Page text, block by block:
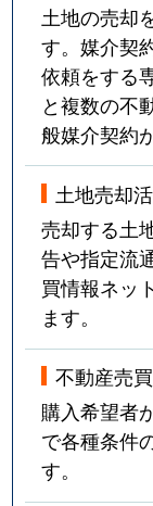
土地の売却
す。媒介契
依頼をする
と複数の不
般媒介契約
土地売却
売却する土
告や指定流
買情報ネッ
ます。
不動産売
購入希望者
で各種条件
す。